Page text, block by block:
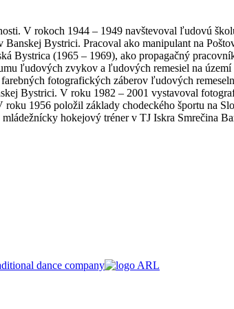
V rokoch 1944 – 1949 navštevoval ľudovú
Bystrici. Pracoval ako manipulant na
Bystrica (1965 – 1969), ako propagačný
ľudových zvykov a ľudových remesiel na
fotografických záberov ľudových
Bystrici. V roku 1982 – 2001 vystavoval
1956 položil základy chodeckého športu na
hokejový tréner v TJ Iskra Smrečina